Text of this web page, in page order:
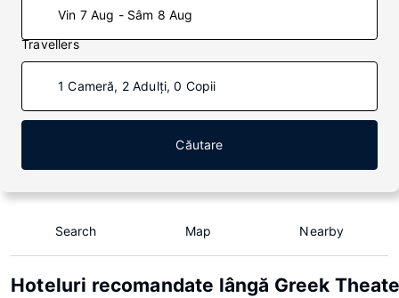
Vin 7 Aug - Sâm 8 Aug
Travellers
1 Cameră, 2 Adulți, 0 Copii
Căutare
Search Map Nearby
Hoteluri recomandate lângă Greek